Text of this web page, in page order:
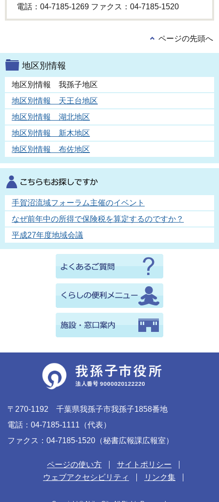
電話：04-7185-1269 ファクス：04-7185-1520
ページの先頭へ
地区別情報
地区別情報 我孫子地区
地区別情報 天王台地区
地区別情報 湖北地区
地区別情報 新木地区
地区別情報 布佐地区
手賀沼流域フォーラム主催のイベント
なぜ前年中の所得で保険税を算定するのですか？
平成27年度地域会議
〒270-1192 千葉県我孫子市我孫子1858番地
電話：04-7185-1111（代表）
ファクス：04-7185-1520（秘書広報課広報室）
ページの使い方
サイトポリシー
ウェブアクセシビリティ
リンク集